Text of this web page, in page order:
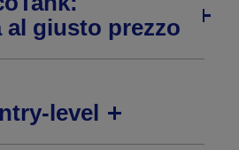
giusto prezzo
level